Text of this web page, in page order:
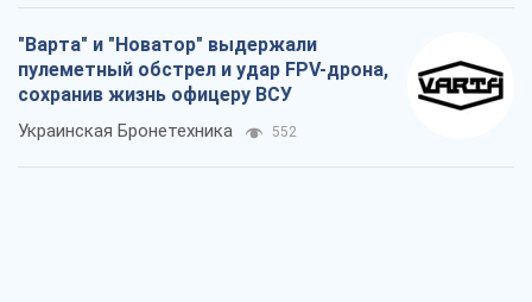
"Варта" и "Новатор" выдержали
пулеметный обстрел и удар FPV-дрона,
сохранив жизнь офицеру ВСУ
Украинская Бронетехника 552